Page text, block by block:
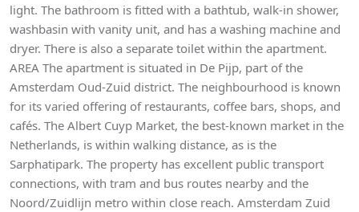
light. The bathroom is fitted with a bathtub, walk-in shower,
washbasin with vanity unit, and has a washing machine and
dryer. There is also a separate toilet within the apartment.
AREA The apartment is situated in De Pijp, part of the
Amsterdam Oud-Zuid district. The neighbourhood is known
for its varied offering of restaurants, coffee bars, shops, and
cafés. The Albert Cuyp Market, the best-known market in the
Netherlands, is within walking distance, as is the
Sarphatipark. The property has excellent public transport
connections, with tram and bus routes nearby and the
Noord/Zuidlijn metro within close reach. Amsterdam Zuid